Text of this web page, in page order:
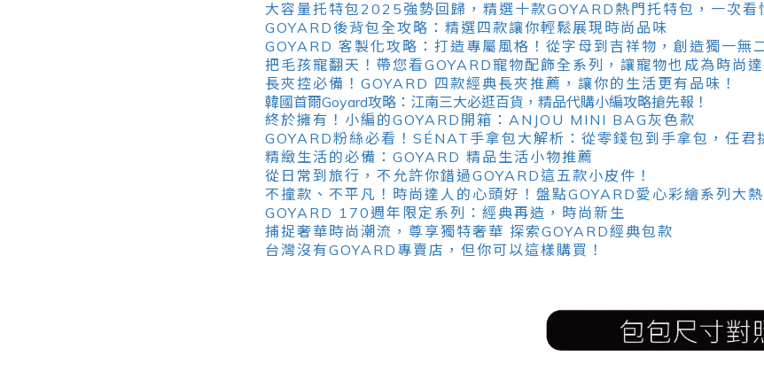
大容量托特包2025強勢回歸，精選十款GOYARD熱門托特包，一次看
GOYARD後背包全攻略：精選四款讓你輕鬆展現時尚品味
GOYARD 客製化攻略：打造專屬風格！從字母到吉祥物，創造獨一無
把毛孩寵翻天！帶您看GOYARD寵物配飾全系列，讓寵物也成為時尚達
長夾控必備！GOYARD 四款經典長夾推薦，讓你的生活更有品味！
韓國首爾Goyard攻略：江南三大必逛百貨，精品代購小編攻略搶先報！
終於擁有！小編的GOYARD開箱：ANJOU MINI BAG灰色款
GOYARD粉絲必看！SÉNAT手拿包大解析：從零錢包到手拿包，任君
精緻生活的必備：GOYARD 精品生活小物推薦
從日常到旅行，不允許你錯過GOYARD這五款小皮件！
不撞款、不平凡！時尚達人的心頭好！盤點GOYARD愛心彩繪系列大
GOYARD 170週年限定系列：經典再造，時尚新生
捕捉奢華時尚潮流，尊享獨特奢華 探索GOYARD經典包款
台灣沒有GOYARD專賣店，但你可以這樣購買！